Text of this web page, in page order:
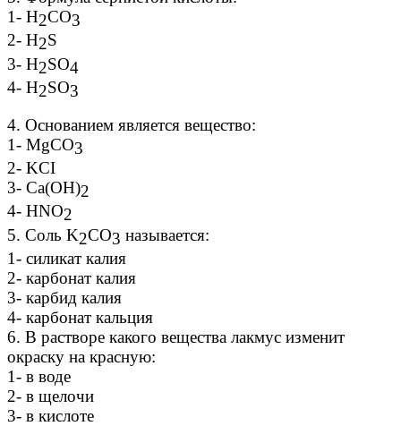
1- H2CO3
2- H2S
3- H2SO4
4- H2SO3
4. Основанием является вещество:
1- MgCO3
2- KCI
3- Ca(OH)2
4- HNO2
5. Соль K2CO3 называется:
1- силикат калия
2- карбонат калия
3- карбид калия
4- карбонат кальция
6. В растворе какого вещества лакмус изменит
окраску на красную:
1- в воде
2- в щелочи
3- в кислоте